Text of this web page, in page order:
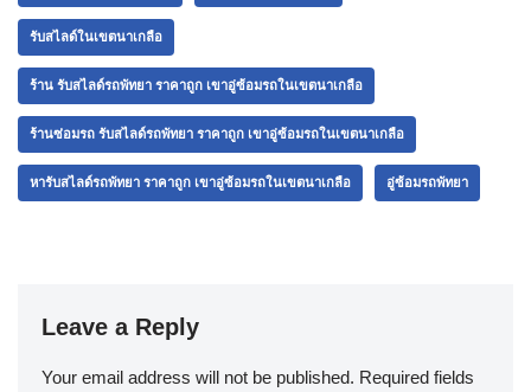
รับสไลด์ในเขตนาเกลือ
ร้าน รับสไลด์รถพัทยา ราคาถูก เขาอู่ซ้อมรถในเขตนาเกลือ
ร้านซ่อมรถ รับสไลด์รถพัทยา ราคาถูก เขาอู่ซ้อมรถในเขตนาเกลือ
หารับสไลด์รถพัทยา ราคาถูก เขาอู่ซ้อมรถในเขตนาเกลือ อู่ซ้อมรถพัทยา
Leave a Reply
Your email address will not be published. Required fields